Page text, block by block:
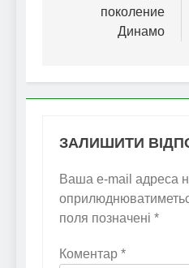
поколение
Динамо
ЗАЛИШИТИ
Ваша e-mail адреса
поля позначені *
Коментар *